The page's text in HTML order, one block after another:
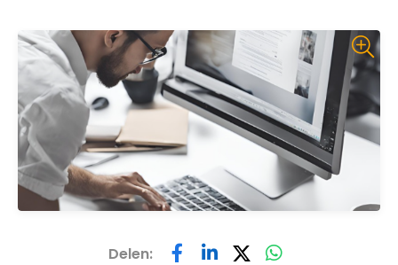
Delen: